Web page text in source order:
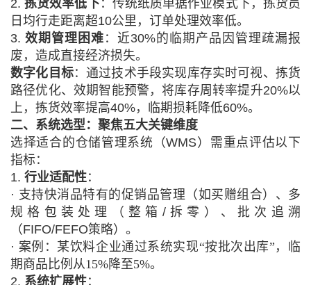
2.拣货效率低下：传统纸质单据作业模式下，拣货员
日均行走距离超10公里，订单处理效率低。
3. 效期管理困难 ：近30%的临期产品因管理疏漏报
废，造成直接经济损失。
数字化目标：通过技术手段实现库存实时可视、拣货
路径优化、效期智能预警，将库存周转率提升20%以
上，拣货效率提高40%，临期损耗降低60%。
二、系统选型：聚焦五大关键维度
选择适合的仓储管理系统（WMS）需重点评估以下
指标：
1. 行业适配性：
· 支持快消品特有的促销品管理（如买赠组合）、多
规格包装处理（整箱 /拆零）、批次追溯
（FIFO/FEFO策略）。
· 案例：某饮料企业通过系统实现“按批次出库”，临
期商品比例从15%降至5%。
2. 系统扩展性：